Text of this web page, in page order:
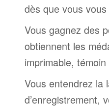
dès que vous
Vous gagnez des
obtiennent les
imprimable,
Vous entendrez la
d’enregistrement,